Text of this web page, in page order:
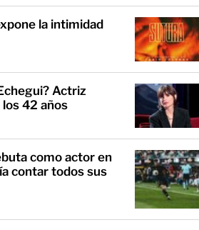
la intimidad
Actriz
42 años
como actor en
contar todos sus